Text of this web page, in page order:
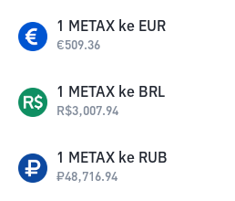
1 METAX ke EUR
€509.36
1 METAX ke BRL
R$3,007.94
1 METAX ke RUB
₽48,716.94